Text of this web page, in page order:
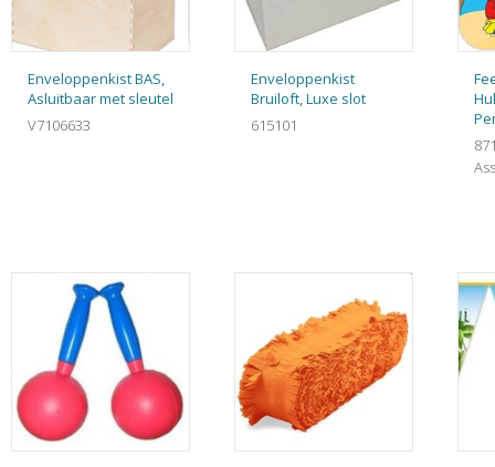
Enveloppenkist BAS,
Asluitbaar met sleutel
V7106633
Enveloppenkist
Bruiloft, Luxe slot
615101